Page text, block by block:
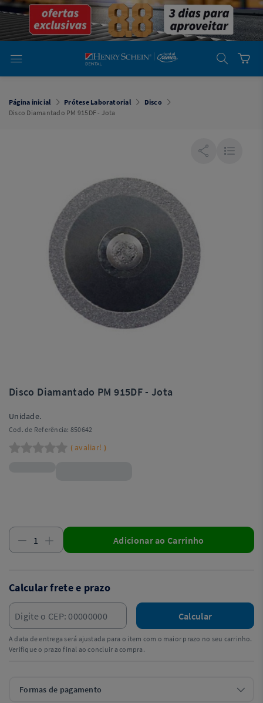
emDental
Cremer -
Henry Schein
Laboratório
Laboratório
Cremer -
Henry Schein
Dental
Cremer
Simples
Dental
Software
Odontológico
Página inicial Prótese Laboratorial
Disco
Disco Diamantado PM 915DF - Jota
Disco Diamantado PM 915DF - Jota
Unidade.
Cod. de Referência: 850642
( avaliar! )
Adicionar ao Carrinho
Calcular frete e prazo
Calcular
A data de entrega será ajustada para o item com o maior prazo no seu carrinho.
Verifique o prazo final ao concluir a compra.
Formas de pagamento